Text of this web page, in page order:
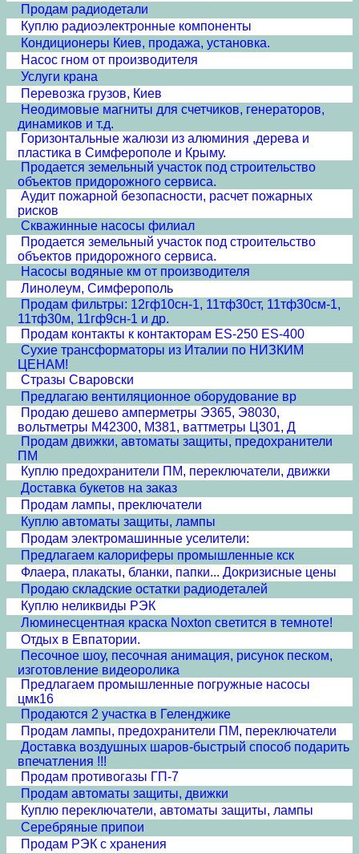
Продам радиодетали
Куплю радиоэлектронные компоненты
Кондиционеры Киев, продажа, установка.
Насос гном от производителя
Услуги крана
Перевозка грузов, Киев
Неодимовые магниты для счетчиков, генераторов,
динамиков и т.д.
Горизонтальные жалюзи из алюминия ,дерева и
пластика в Симферополе и Крыму.
Продается земельный участок под строительство
объектов придорожного сервиса.
Аудит пожарной безопасности, расчет пожарных
рисков
Скважинные насосы филиал
Продается земельный участок под строительство
объектов придорожного сервиса.
Насосы водяные км от производителя
Линолеум, Симферополь
Продам фильтры: 12гф10сн-1, 11тф30ст, 11тф30см-1,
11тф30м, 11гф9сн-1 и др.
Продам контакты к контакторам ES-250 ES-400
Сухие трансформаторы из Италии по НИЗКИМ
ЦЕНАМ!
Стразы Сваровски
Предлагаю вентиляционное оборудование вр
Продаю дешево амперметры Э365, Э8030,
вольтметры М42300, М381, ваттметры Ц301, Д
Продам движки, автоматы защиты, предохранители
ПМ
Куплю предохранители ПМ, переключатели, движки
Доставка букетов на заказ
Продам лампы, преключатели
Куплю автоматы защиты, лампы
Продам электромашинные уселители:
Предлагаем калориферы промышленные кск
Флаера, плакаты, бланки, папки... Докризисные цены
Продаю складские остатки радиодеталей
Куплю неликвиды РЭК
Люминесцентная краска Noxton светится в темноте!
Отдых в Евпатории.
Песочное шоу, песочная анимация, рисунок песком,
изготовление видеоролика
Предлагаем промышленные погружные насосы
цмк16
Продаются 2 участка в Геленджике
Продам лампы, предохранители ПМ, переключатели
Доставка воздушных шаров-быстрый способ подарить
впечатления !!!
Продам противогазы ГП-7
Продам автоматы защиты, движки
Куплю переключатели, автоматы защиты, лампы
Серебряные припои
Продам РЭК с хранения